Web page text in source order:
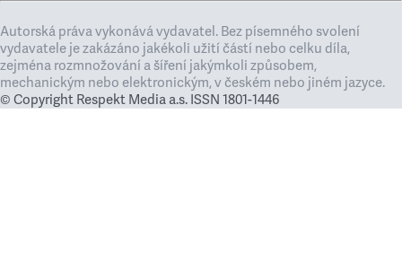
Autorská práva vykonává vydavatel. Bez písemného svolení
vydavatele je zakázáno jakékoli užití částí nebo celku díla,
zejména rozmnožování a šíření jakýmkoli způsobem,
mechanickým nebo elektronickým, v českém nebo jiném jazyce.
© Copyright Respekt Media a.s. ISSN 1801-1446